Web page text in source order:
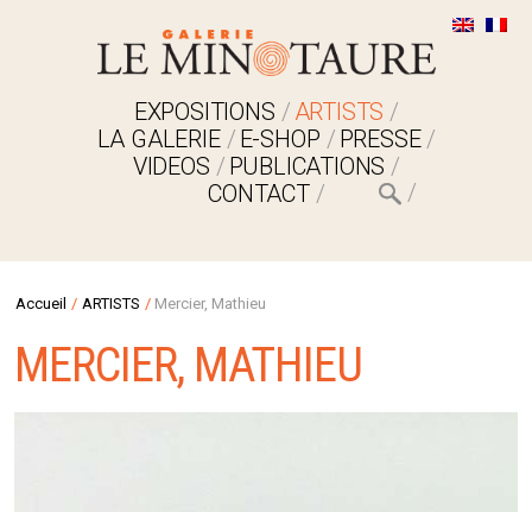
EXPOSITIONS
ARTISTS
LA GALERIE
E-SHOP
PRESSE
VIDEOS
PUBLICATIONS
CONTACT
Accueil / ARTISTS / Mercier, Mathieu
MERCIER, MATHIEU